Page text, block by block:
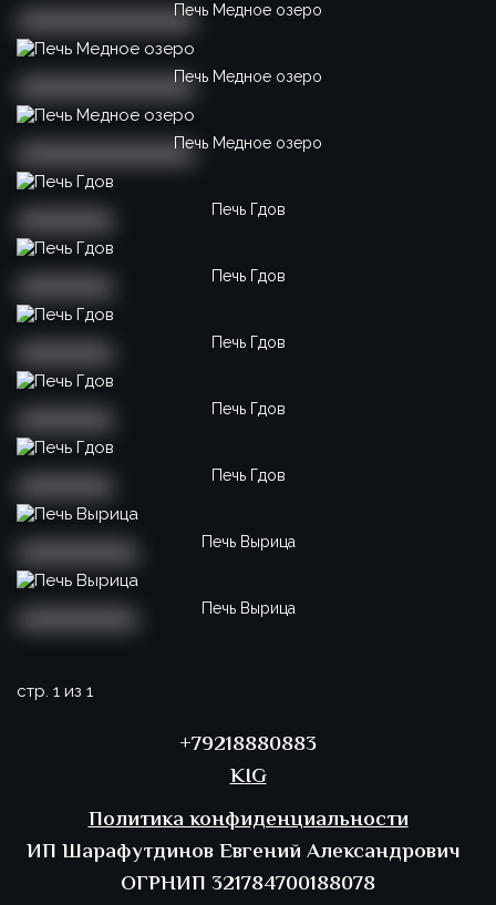
Печь Медное озеро
Печь Медное озеро
Печь Медное озеро
Печь Гдов
Печь Гдов
Печь Гдов
Печь Гдов
Печь Гдов
Печь Вырица
Печь Вырица
стр. 1 из 1
+79218880883
KIG
Политика конфиденциальности
ИП Шарафутдинов Евгений Александрович
ОГРНИП 321784700188078